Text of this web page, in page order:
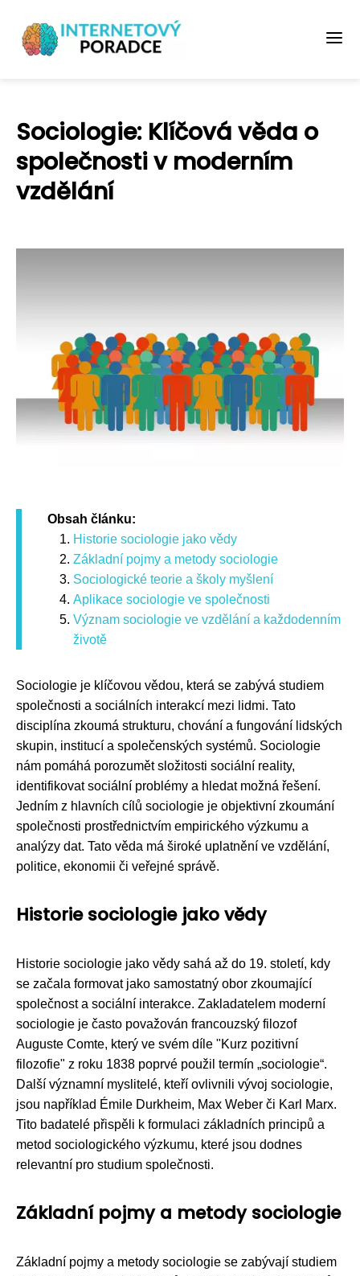
Sociologie: Klíčová věda o
společnosti v moderním
vzdělání
Obsah článku:
Historie sociologie jako vědy
Základní pojmy a metody sociologie
Sociologické teorie a školy myšlení
Aplikace sociologie ve společnosti
Význam sociologie ve vzdělání a každodenním
životě
Sociologie je klíčovou vědou, která se zabývá studiem
společnosti a sociálních interakcí mezi lidmi. Tato
disciplína zkoumá strukturu, chování a fungování lidských
skupin, institucí a společenských systémů. Sociologie
nám pomáhá porozumět složitosti sociální reality,
identifikovat sociální problémy a hledat možná řešení.
Jedním z hlavních cílů sociologie je objektivní zkoumání
společnosti prostřednictvím empirického výzkumu a
analýzy dat. Tato věda má široké uplatnění ve vzdělání,
politice, ekonomii či veřejné správě.
Historie sociologie jako vědy
Historie sociologie jako vědy sahá až do 19. století, kdy
se začala formovat jako samostatný obor zkoumající
společnost a sociální interakce. Zakladatelem moderní
sociologie je často považován francouzský filozof
Auguste Comte, který ve svém díle "Kurz pozitivní
filozofie" z roku 1838 poprvé použil termín „sociologie“.
Další významní myslitelé, kteří ovlivnili vývoj sociologie,
jsou například Émile Durkheim, Max Weber či Karl Marx.
Tito badatelé přispěli k formulaci základních principů a
metod sociologického výzkumu, které jsou dodnes
relevantní pro studium společnosti.
Základní pojmy a metody sociologie
Základní pojmy a metody sociologie se zabývají studiem